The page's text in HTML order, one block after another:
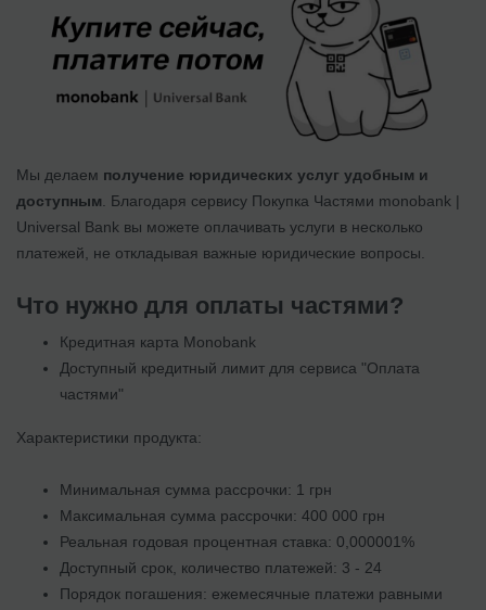
Мы делаем получение юридических услуг удобным и
доступным. Благодаря сервису Покупка Частями monobank |
Universal Bank вы можете оплачивать услуги в несколько
платежей, не откладывая важные юридические вопросы.
Что нужно для оплаты частями?
Кредитная карта Monobank
Доступный кредитный лимит для сервиса "Оплата
частями"
Характеристики продукта:
Минимальная сумма рассрочки: 1 грн
Максимальная сумма рассрочки: 400 000 грн
Реальная годовая процентная ставка: 0,000001%
Доступный срок, количество платежей: 3 - 24
Порядок погашения: ежемесячные платежи равными